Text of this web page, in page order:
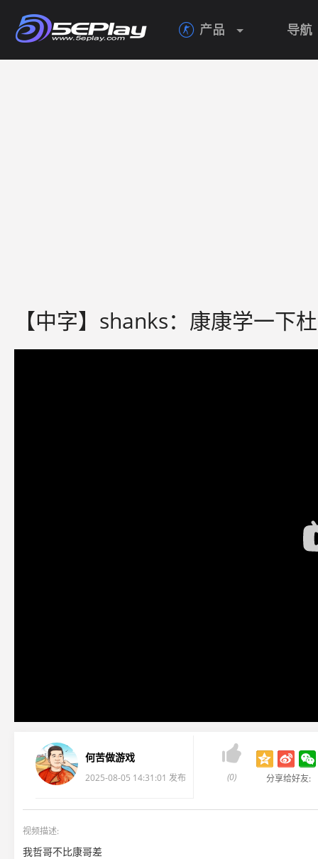
 产品 导航
【中字】shanks：康康学一下
何苦做游戏
2025-08-05 14:31:01 发布

(0) 分享给好友:
视频描述:
我哲哥不比康哥差